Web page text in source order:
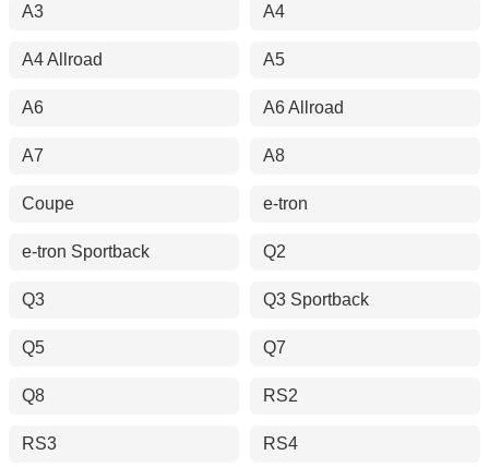
A3 A4
A4 Allroad A5
A6 A6 Allroad
A7 A8
Coupe e-tron
e-tron Sportback Q2
Q3 Q3 Sportback
Q5 Q7
Q8 RS2
RS3 RS4